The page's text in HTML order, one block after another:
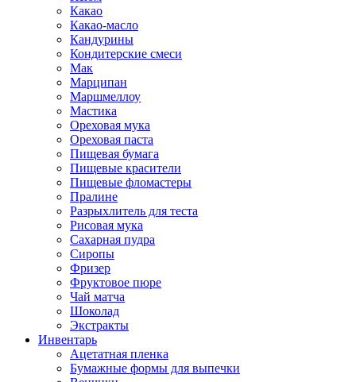
Какао
Какао-масло
Кандурины
Кондитерские смеси
Мак
Марципан
Маршмеллоу
Мастика
Ореховая мука
Ореховая паста
Пищевая бумага
Пищевые красители
Пищевые фломастеры
Пралине
Разрыхлитель для теста
Рисовая мука
Сахарная пудра
Сиропы
Фризер
Фруктовое пюре
Чай матча
Шоколад
Экстракты
Инвентарь
Ацетатная пленка
Бумажные формы для выпечки